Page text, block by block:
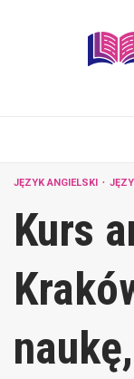
JĘZYK ANGIELSKI
Kurs